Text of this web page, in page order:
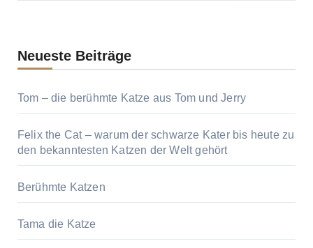
Neueste Beiträge
Tom – die berühmte Katze aus Tom und Jerry
Felix the Cat – warum der schwarze Kater bis heute zu
den bekanntesten Katzen der Welt gehört
Berühmte Katzen
Tama die Katze